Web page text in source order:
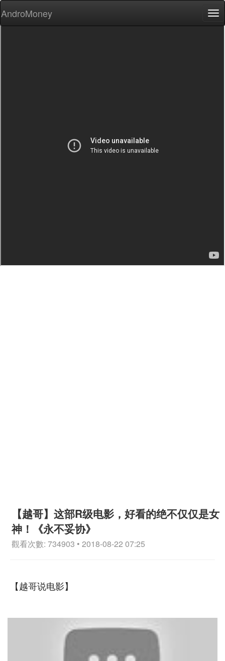
AndroMoney
【越哥】这部R级电影，好看的绝不仅仅是女
神！《永不妥协》
觀看次數: 734903 • 2018-08-22 07:25
【越哥说电影】